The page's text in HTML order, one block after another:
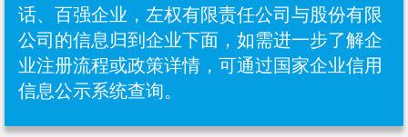
话、百强企业，左权有限责任公司与股份有限
公司的信息归到企业下面，如需进一步了解企
业注册流程或政策详情，可通过国家企业信用
信息公示系统查询。